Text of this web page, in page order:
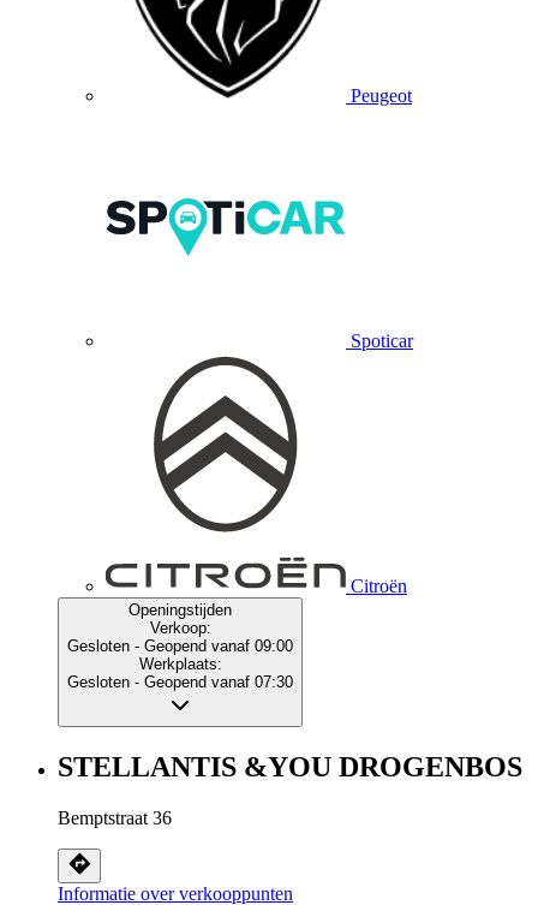
Peugeot
Spoticar
Citroën
Openingstijden
Verkoop:
Gesloten - Geopend vanaf 09:00
Werkplaats:
Gesloten - Geopend vanaf 07:30
STELLANTIS &YOU DROGENBOS
Bemptstraat 36
Informatie over verkooppunten